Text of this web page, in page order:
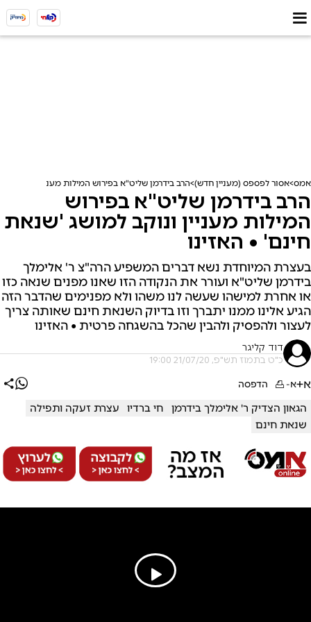
אמס אסור לפספס (מעניין חדש) הרב בידרמן שליט"א בפירוש המילות מעניין ונוקב
הרב בידרמן שליט"א בפירוש
המילות מעניין ונוקב למושג 'שנאת
חינם' • האזינו
בעצרת המיוחדת נשא דברים המשפיע הרה"צ ר' אלימלך
בידרמן שליט"א ועורר את הנקודה הזו שאנו מפנים שנאה כזו
או אחרת למישהו שעשה לנו משהו ולא מפנימים שהדבר הזה
הגיע אלינו ממנו יתברך וזו בדיוק השנאת חינם שאותה צריך
לעצור ולהפסיק ולהבין שהכל בהשגחה פרטית • האזינו
דוד קליגר
כ"ט בתמוז תש"פ, 21/07/20 19:00
א+א- הדפסה
הגאון הצדיק ר' אלימלך בידרמן חי ברדיו
עצרת זעקה ותפילה
שנאת חינם